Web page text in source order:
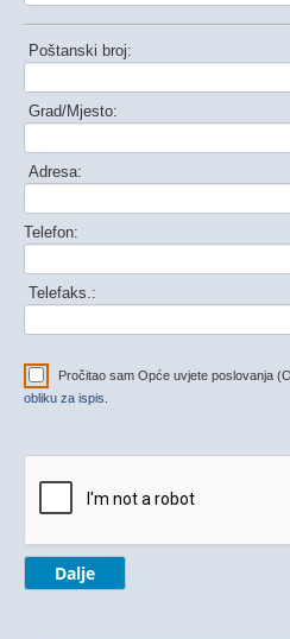
Poštanski broj:
Grad/Mjesto:
Adresa:
Telefon:
Telefaks.:
Pročitao sam Opće uvjete poslovanja
obliku za ispis.